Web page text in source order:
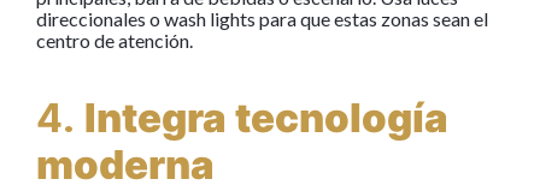
direccionales o wash lights para que estas zonas sean el
centro de atención.
4. Integra tecnología
moderna